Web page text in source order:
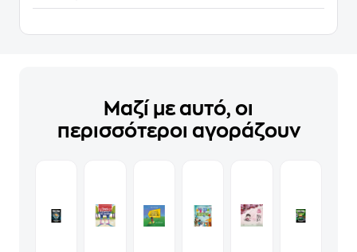
Μαζί με αυτό, οι
περισσότεροι αγοράζουν